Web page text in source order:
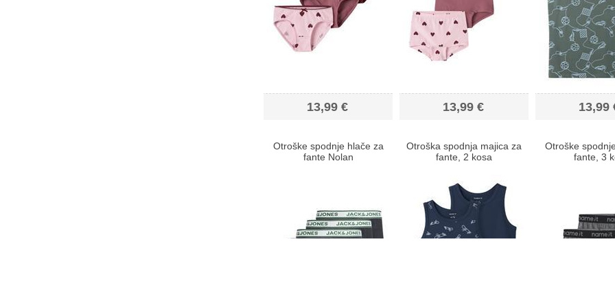
13,99 € 13,99 € 13,99
Otroške spodnje hlače za
fante Nolan
Otroška spodnja majica za
fante, 2 kosa
Otroške
fante, 3